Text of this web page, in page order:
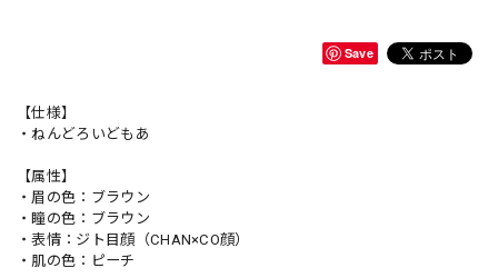
Save
【仕様】
・ねんどろいどもあ
【属性】
・眉の色：ブラウン
・瞳の色：ブラウン
・表情：ジト目顔（CHAN×CO顔）
・肌の色：ピーチ